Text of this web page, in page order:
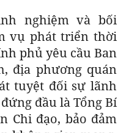
nghiệm và bối
vụ phát triển thời
phủ yêu cầu Ban
địa phương quán
tuyệt đối sự lãnh
đầu là Tổng Bí
Chi đạo, bảo đảm